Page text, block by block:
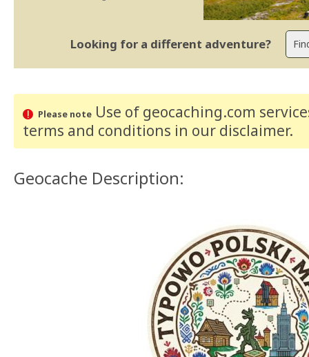
Looking for a different adventure?
Please noteUse of geocaching.com
terms and conditions in our disclaimer.
Geocache Description: